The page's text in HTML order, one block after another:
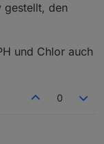
gestellt, den
und Chlor auch
0